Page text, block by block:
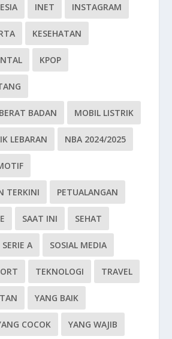
INET INSTAGRAM
KESEHATAN
KPOP
BADAN MOBIL LISTRIK
LEBARAN NBA 2024/2025
TERKINI PETUALANGAN
SAAT INI SEHAT
SERIE A SOSIAL MEDIA
TEKNOLOGI TRAVEL
YANG BAIK
COCOK YANG WAJIB